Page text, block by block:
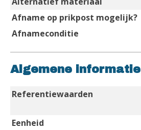
Afname op prikpost mogelijk?
Afnameconditie
Algemene informatie
Referentiewaarden
Eenheid